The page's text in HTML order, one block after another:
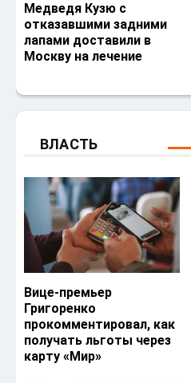
Медведя Кузю с
отказавшими задними
лапами доставили в
Москву на лечение
ВЛАСТЬ
Вице-премьер
Григоренко
прокомментировал, как
получать льготы через
карту «Мир»